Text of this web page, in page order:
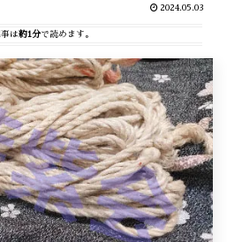
2024.05.03
は約1分で読めます。